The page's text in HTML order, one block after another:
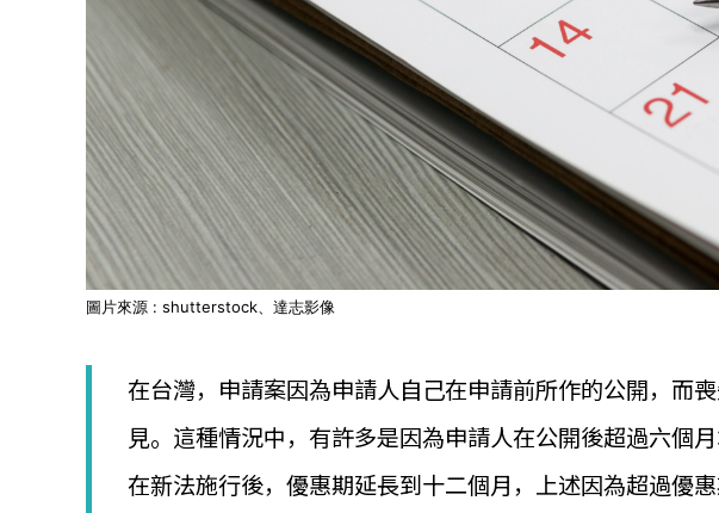
利
圖片來源 : shutterstock、達志影像
在台灣，申請案因為申請人自己在申請前所作的公開，而
見。這種情況中，有許多是因為申請人在公開後超過六個
在新法施行後，優惠期延長到十二個月，上述因為超過優